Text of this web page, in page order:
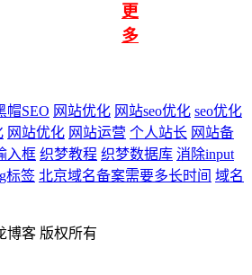
更
多
帽SEO 网站优化 网站seo优化 seo优化
网站优化 网站运营 个人站长 网站备
入框 织梦教程 织梦数据库 消除input
标签 北京域名备案需要多长时间 域名
博客 版权所有